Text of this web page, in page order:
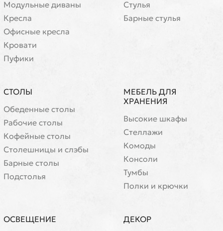
Модульные диваны
Кресла
Офисные кресла
Кровати
Пуфики
Стулья
Барные стулья
СТОЛЫ
Обеденные столы
Рабочие столы
Кофейные столы
Cтолешницы и слэбы
Барные столы
Подстолья
МЕБЕЛЬ ДЛЯ
ХРАНЕНИЯ
Высокие шкафы
Стеллажи
Комоды
Консоли
Тумбы
Полки и крючки
ОСВЕЩЕНИЕ
ДЕКОР